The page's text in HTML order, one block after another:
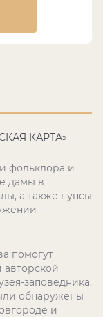
КАРТА»
фольклора и
дамы в
а также пупсы
помогут
заповедника.
обнаружены
и